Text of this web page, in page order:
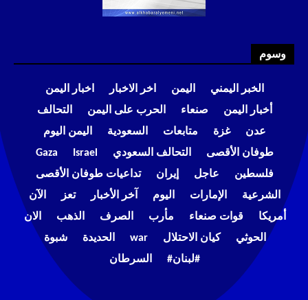
وسوم
الخبر اليمني اليمن اخر الاخبار
اخبار اليمن
أخبار اليمن
صنعاء الحرب على اليمن
التحالف
عدن
غزة متابعات السعودية
اليمن اليوم
طوفان الأقصى
التحالف السعودي Israel
Gaza
فلسطين
عاجل إيران
تداعيات طوفان الأقصى
الشرعية
الإمارات اليوم آخر الأخبار تعز
الآن
أمريكا
قوات صنعاء مأرب الصرف الذهب
الان
الحوثي
كيان الاحتلال war الحديدة
شبوة
#لبنان#
السرطان